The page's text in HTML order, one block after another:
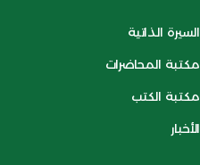
السيرة الذاتية
مكتبة المحاضرات
مكتبة الكتب
الأخبار